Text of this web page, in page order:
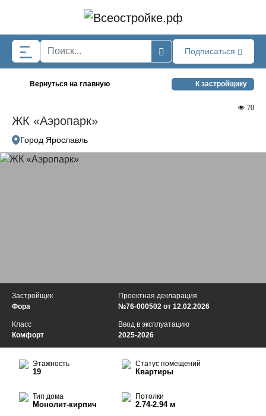
Подписаться
Вернуться на главную К застройщику
ЖК «Аэропарк»
70
Город Ярославль
Застройщик
Фора
Проектная декларация
№76-000502 от 12.02.2026
Ввод в эксплуатацию
2025-2026
Класс
Комфорт
Этажность
19
Статус помещений
Квартиры
Тип дома
Монолит-кирпич
Потолки
2.74-2.94 м